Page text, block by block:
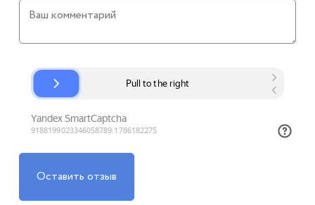
Оставить отзыв